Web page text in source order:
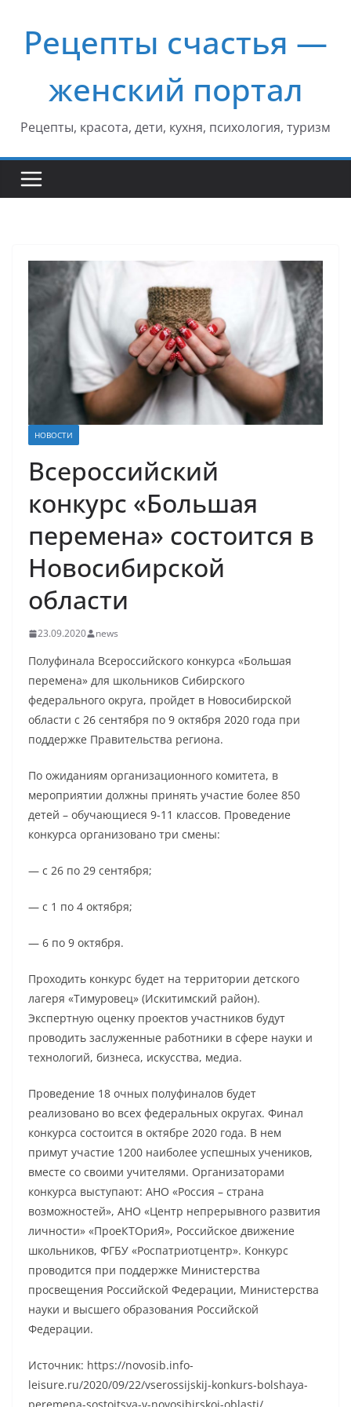
содержимому
Рецепты счастья —
женский портал
Рецепты, красота, дети, кухня, психология, туризм
НОВОСТИ
Всероссийский
конкурс «Большая
перемена» состоится в
Новосибирской
области
23.09.2020 news
Полуфинала Всероссийского конкурса «Большая
перемена» для школьников Сибирского
федерального округа, пройдет в Новосибирской
области с 26 сентября по 9 октября 2020 года при
поддержке Правительства региона.
По ожиданиям организационного комитета, в
мероприятии должны принять участие более 850
детей – обучающиеся 9-11 классов. Проведение
конкурса организовано три смены:
— с 26 по 29 сентября;
— с 1 по 4 октября;
— 6 по 9 октября.
Проходить конкурс будет на территории детского
лагеря «Тимуровец» (Искитимский район).
Экспертную оценку проектов участников будут
проводить заслуженные работники в сфере науки и
технологий, бизнеса, искусства, медиа.
Проведение 18 очных полуфиналов будет
реализовано во всех федеральных округах. Финал
конкурса состоится в октябре 2020 года. В нем
примут участие 1200 наиболее успешных учеников,
вместе со своими учителями. Организаторами
конкурса выступают: АНО «Россия – страна
возможностей», АНО «Центр непрерывного развития
личности» «ПроеКТОриЯ», Российское движение
школьников, ФГБУ «Роспатриотцентр». Конкурс
проводится при поддержке Министерства
просвещения Российской Федерации, Министерства
науки и высшего образования Российской
Федерации.
Источник: https://novosib.info-
leisure.ru/2020/09/22/vserossijskij-konkurs-bolshaya-